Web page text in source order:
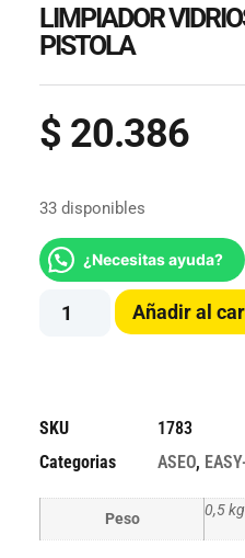
LIMPIADOR
PISTOLA
$ 20.386
33 disponibles
¿Necesitas ayuda?
Añadir al
SKU
1783
Categorias
ASEO,
Peso 0,5 kg